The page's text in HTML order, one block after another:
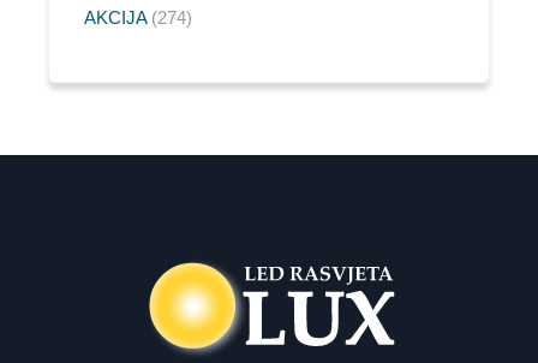
AKCIJA 274